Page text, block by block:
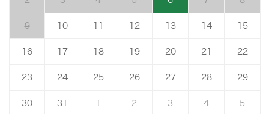
9 10 12 13 14 15
16 17 18 19 20 21 22
23 24 25 26 27 28 29
30 31 2 3 4 5